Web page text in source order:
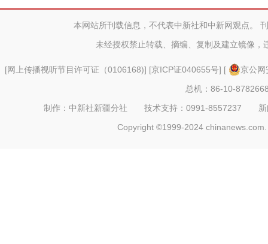
2023年霍尔果斯口岸开行中
pro本网站所刊载信息，不代表中新社和中新网观点。
未经授权禁止转载、摘编、复制及建立镜像，
[网上传播视听节目许可证（0106168)] [京ICP证040655号] [
京公
总机：86-10-
制作：中新社新疆分社 技术支持：0991-8557237
Copyright ©1999-2024